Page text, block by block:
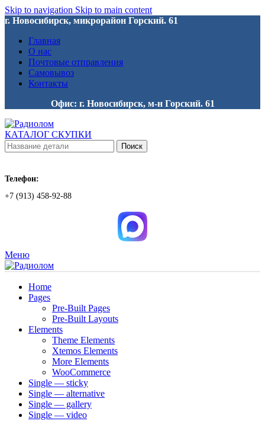
Skip to navigation Skip to main content
г. Новосибирск, микрорайон Горский. 61
Главная
О нас
Почтовые отправления
Самовывоз
Контакты
Офис: г. Новосибирск, м-н Горский. 61
КАТАЛОГ СКУПКИ
Поиск
Телефон:
+7 (913) 458-92-88
Меню
Home
Pages
Pre-Built Pages
Pre-Built Layouts
Elements
Theme Elements
Xtemos Elements
More Elements
WooCommerce
Single — sticky
Single — alternative
Single — gallery
Single — video